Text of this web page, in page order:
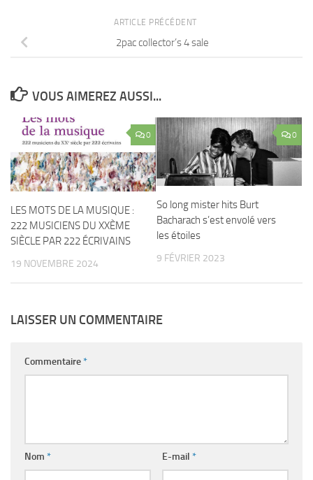
ARTICLE PRÉCÉDENT
2pac collector’s 4 sale
VOUS AIMEREZ AUSSI...
0
LES MOTS DE LA MUSIQUE :
222 MUSICIENS DU XXÈME
SIÈCLE PAR 222 ÉCRIVAINS
19 NOVEMBRE 2024
0
So long mister hits Burt
Bacharach s’est envolé vers
les étoiles
9 FÉVRIER 2023
LAISSER UN COMMENTAIRE
Commentaire*
Nom * E-mail *